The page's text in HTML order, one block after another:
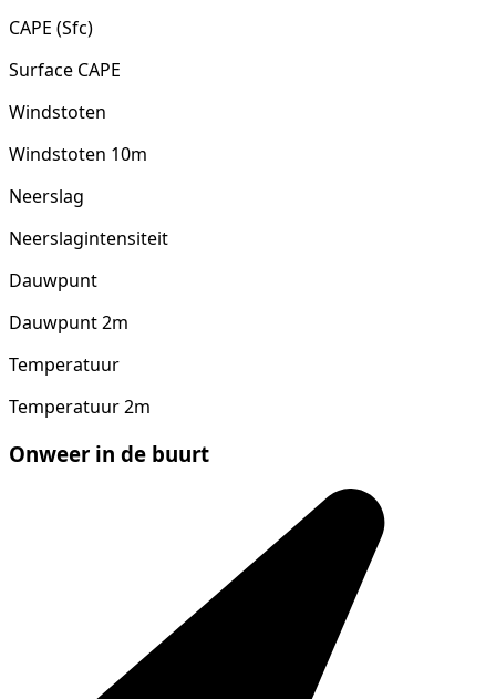
CAPE (Sfc)
Surface CAPE
Windstoten
Windstoten 10m
Neerslag
Neerslagintensiteit
Dauwpunt
Dauwpunt 2m
Temperatuur
Temperatuur 2m
Onweer in de buurt